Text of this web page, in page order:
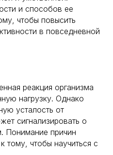
и способов ее
чтобы повысить
в повседневной
реакция организма
нагрузку. Однако
усталость от
сигнализировать о
Понимание причин
тому, чтобы научиться с